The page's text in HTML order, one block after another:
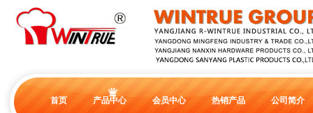
首页 产品中心 会员中心 热销产品 公司简介